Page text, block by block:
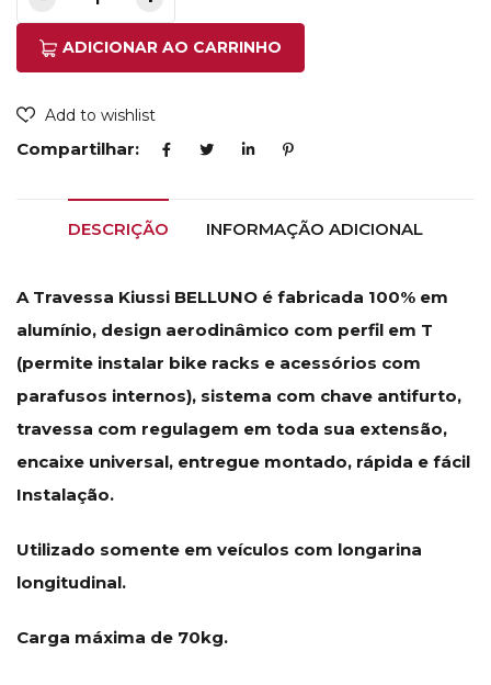
ADICIONAR AO CARRINHO
Add to wishlist
Compartilhar:
DESCRIÇÃO INFORMAÇÃO ADICIONAL
A Travessa Kiussi BELLUNO é fabricada 100% em
alumínio, design aerodinâmico com perfil em T
(permite instalar bike racks e acessórios com
parafusos internos), sistema com chave antifurto,
travessa com regulagem em toda sua extensão,
encaixe universal, entregue montado, rápida e fácil
Instalação.
Utilizado somente em veículos com longarina
longitudinal.
Carga máxima de 70kg.